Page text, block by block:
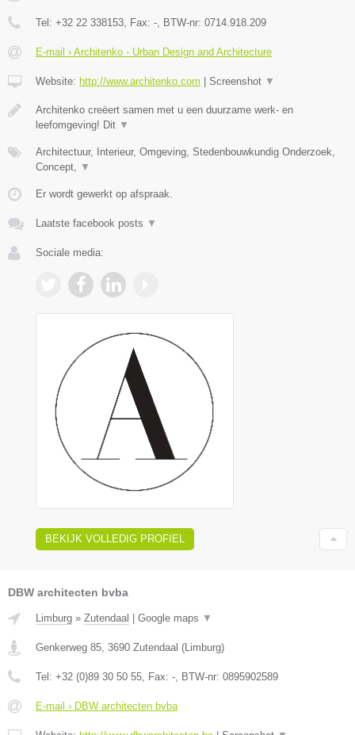
Tel: +32 22 338153 , Fax: - , BTW-nr: 0714.918.209
E-mail › Architenko - Urban Design and Architecture
Website: http://www.architenko.com Screenshot ▼
Architenko creëert samen met u een duurzame werk- en
leefomgeving! Dit ▼
Architectuur, Interieur, Omgeving, Stedenbouwkundig Onderzoek,
Concept,
▼
Er wordt gewerkt op afspraak.
Laatste facebook posts ▼
Sociale media:
BEKIJK VOLLEDIG PROFIEL
DBW architecten bvba
Limburg » Zutendaal Google maps ▼
Genkerweg 85 3690 Zutendaal ( Limburg)
Tel: +32 (0)89 30 50 55 , Fax: - , BTW-nr: 0895902589
E-mail › DBW architecten bvba